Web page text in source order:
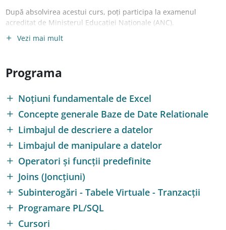
După absolvirea acestui curs, poți participa la examenul
acreditat de Ministerul Educației Naționale (ANC).
Atenție! Participarea la Examenul ANC se poate face doar
Vezi mai mult
Programa
Noțiuni fundamentale de Excel
Concepte generale Baze de Date Relationale
Limbajul de descriere a datelor
Limbajul de manipulare a datelor
Operatori și funcții predefinite
Joins (Joncțiuni)
Subinterogări - Tabele Virtuale - Tranzacții
Programare PL/SQL
Cursori